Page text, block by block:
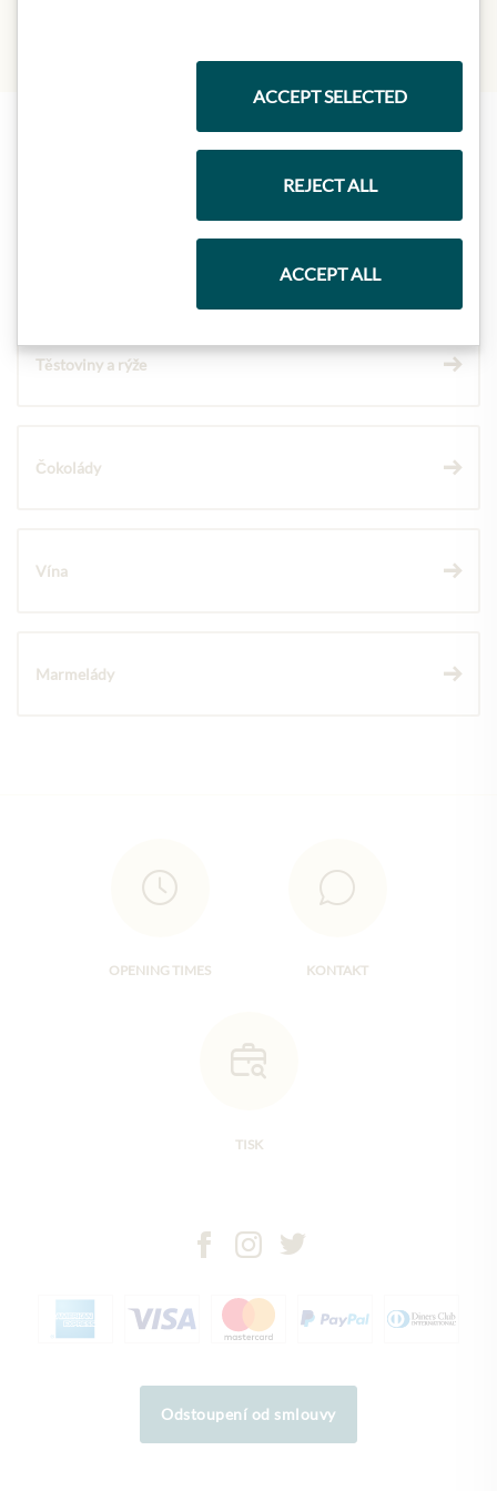
Těstoviny a rýže
Čokolády
Vína
Marmelády
OPENING TIMES KONTAKT
TISK
Odstoupení od smlouvy
ACCEPT SELECTED
REJECT ALL
ACCEPT ALL